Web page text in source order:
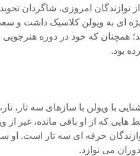
نوازندگان امروزی، شاگردان
ای به ویولن کلاسیک داشت و
همچنان که خود در دوره هنرجویی
بود.
با ویولن با سازهای سه تار،
که از او باقی مانده، غیر از
حرفه ای سه تار است. او
می نوازد.